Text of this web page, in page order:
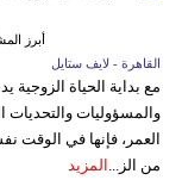
أبرز
القاهرة - لايف ستايل
مع بداية الحياة الزوجية
والمسؤوليات
العمر، فإنها في الوقت
من الز... المزيد